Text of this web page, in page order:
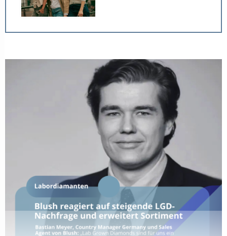
LEISTBARER LUXUS
Neue Preislagen: Warum Edelstahl im Schmuckhandel
30. Juli 2026
INITIATIVE #GEMEINSAMSTAERKER